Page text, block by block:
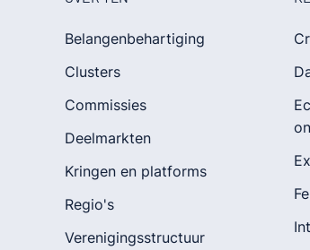
Belangenbehartiging
Clusters
Commissies
Deelmarkten
Kringen en platforms
Regio's
Verenigingsstructuur